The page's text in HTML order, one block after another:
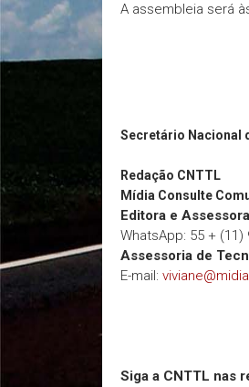
A assembleia será
Secretário Nacional
Redação CNTTL
Mídia Consulte
Editora e
WhatsApp: 55 + (11)
Assessoria de
E-mail:
Siga a CNTTL nas